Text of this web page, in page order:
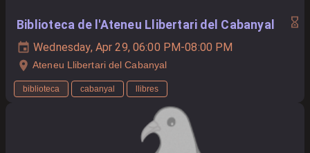
Biblioteca de l'Ateneu Llibertari del Cabanyal
Wednesday, Apr 29, 06:00 PM-08:00 PM
Ateneu Llibertari del Cabanyal
biblioteca cabanyal llibres